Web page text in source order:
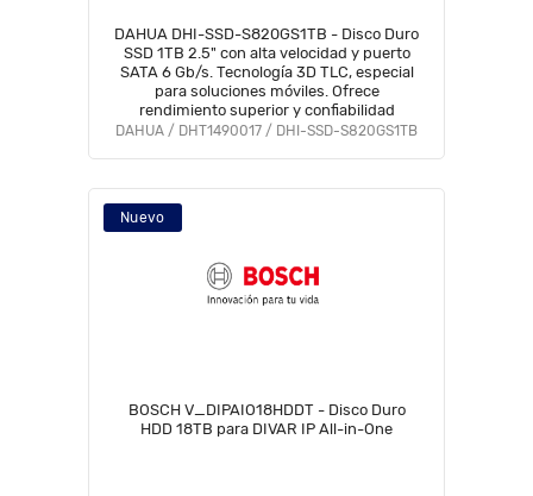
DAHUA DHI-SSD-S820GS1TB - Disco Duro
SSD 1TB 2.5" con alta velocidad y puerto
SATA 6 Gb/s. Tecnología 3D TLC, especial
para soluciones móviles. Ofrece
rendimiento superior y confiabilidad
DAHUA / DHT1490017 / DHI-SSD-S820GS1TB
Nuevo
BOSCH V_DIPAIO18HDDT - Disco Duro
HDD 18TB para DIVAR IP All-in-One